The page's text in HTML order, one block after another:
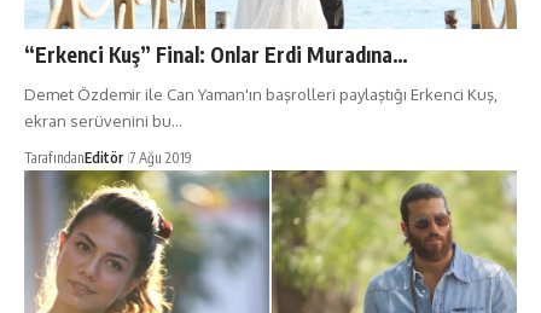
“Erkenci Kuş” Final: Onlar Erdi Muradına…
Demet Özdemir ile Can Yaman'ın başrolleri paylaştığı Erkenci Kuş,
ekran serüvenini bu…
TarafındanEditör 7 Ağu 2019